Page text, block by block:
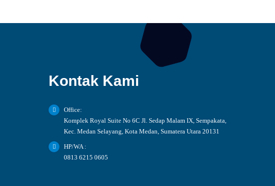
Kontak Kami
Office:
Komplek Royal Suite No 6C Jl. Sedap Malam IX, Sempakata,
Kec. Medan Selayang, Kota Medan, Sumatera Utara 20131
HP/WA :
0813 6215 0605